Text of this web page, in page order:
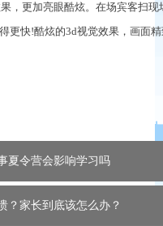
，更加亮眼酷炫。在场宾客扫
更快!酷炫的3d视觉效果，画面
夏令营会影响学习吗
？家长到底该怎么办？